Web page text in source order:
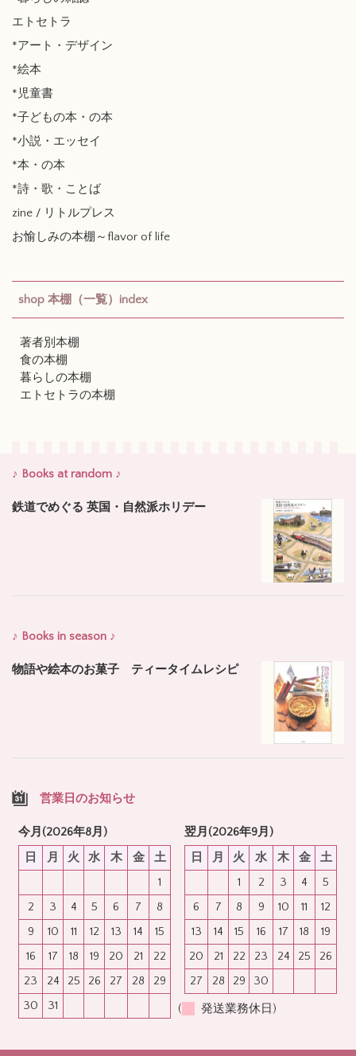
エトセトラ
*アート・デザイン
*絵本
*児童書
*子どもの本・の本
*小説・エッセイ
*本・の本
*詩・歌・ことば
zine / リトルプレス
お愉しみの本棚～flavor of life
shop 本棚（一覧）index
著者別本棚
食の本棚
暮らしの本棚
エトセトラの本棚
♪ Books at random ♪
鉄道でめぐる 英国・自然派ホリデー
♪ Books in season ♪
物語や絵本のお菓子 ティータイムレシピ
営業日のお知らせ
今月(2026年8月)
日
月 火 水 木 金
土
1
2
3 4 5 6 7
8
9
10 11 12 13 14
15
16
17 18 19 20 21
22
23
24 25 26 27 28
29
30
31
翌月(2026年9月)
日
月 火 水 木 金
土
1
2 3 4
5
6
7 8 9 10 11
12
13
14 15 16 17 18
19
20
21 22 23 24 25
26
27
28 29 30
( 発送業務休日)